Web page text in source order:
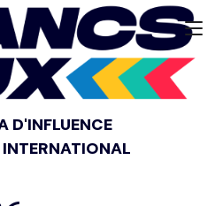
D'INFLUENCE